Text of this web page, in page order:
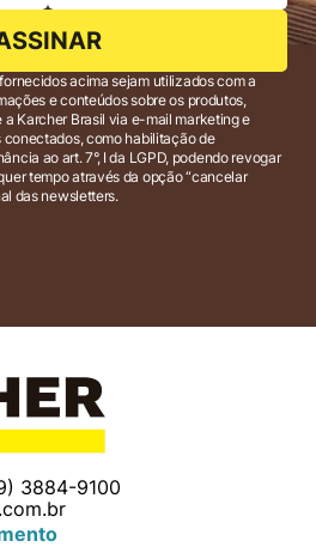
acima sejam utilizados com a
e conteúdos sobre os produtos,
como habilitação de
ao art. 7°, I da LGPD, podendo revogar
tempo através da opção “cancelar
das newsletters.
3884-9100